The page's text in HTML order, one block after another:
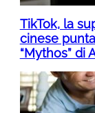
TikTok, la
cinese
“Mythos” di